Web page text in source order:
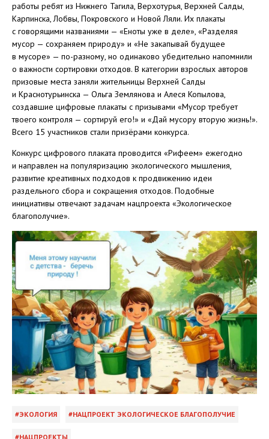
работы ребят из Нижнего Тагила, Верхотурья, Верхней Салды,
Карпинска, Лобвы, Покровского и Новой Ляли. Их плакаты
с говорящими названиями — «Еноты уже в деле», «Разделяя
мусор — сохраняем природу» и «Не закапывай будущее
в мусоре» — по-разному, но одинаково убедительно напомнили
о важности сортировки отходов. В категории взрослых авторов
призовые места заняли жительницы Верхней Салды
и Краснотурьинска — Ольга Землянова и Алеся Копылова,
создавшие цифровые плакаты с призывами «Мусор требует
твоего контроля — сортируй его!» и «Дай мусору вторую жизнь!».
Всего 15 участников стали призёрами конкурса.
Конкурс цифрового плаката проводится «Рифеем» ежегодно
и направлен на популяризацию экологического мышления,
развитие креативных подходов к продвижению идеи
раздельного сбора и сокращения отходов. Подобные
инициативы отвечают задачам нацпроекта «Экологическое
благополучие».
ЭКОЛОГИЯ НАЦПРОЕКТ ЭКОЛОГИЧЕСКОЕ БЛАГОПОЛУЧИЕ
НАЦПРОЕКТЫ